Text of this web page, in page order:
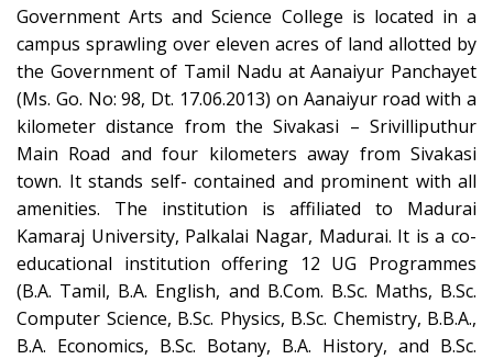
Government Arts and Science College is located in a
campus sprawling over eleven acres of land allotted by
the Government of Tamil Nadu at Aanaiyur Panchayet
(Ms. Go. No: 98, Dt. 17.06.2013) on Aanaiyur road with a
kilometer distance from the Sivakasi – Srivilliputhur
Main Road and four kilometers away from Sivakasi
town. It stands self- contained and prominent with all
amenities. The institution is affiliated to Madurai
Kamaraj University, Palkalai Nagar, Madurai. It is a co-
educational institution offering 12 UG Programmes
(B.A. Tamil, B.A. English, and B.Com. B.Sc. Maths, B.Sc.
Computer Science, B.Sc. Physics, B.Sc. Chemistry, B.B.A.,
B.A. Economics, B.Sc. Botany, B.A. History, and B.Sc.